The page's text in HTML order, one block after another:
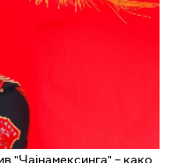
"Чајнамексинга" – како